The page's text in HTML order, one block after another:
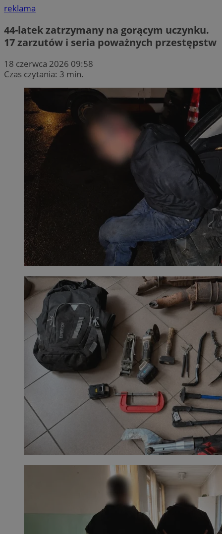
reklama
44-latek zatrzymany na gorącym uczynku.
17 zarzutów i seria poważnych przestępstw
18 czerwca 2026 09:58
Czas czytania: 3 min.